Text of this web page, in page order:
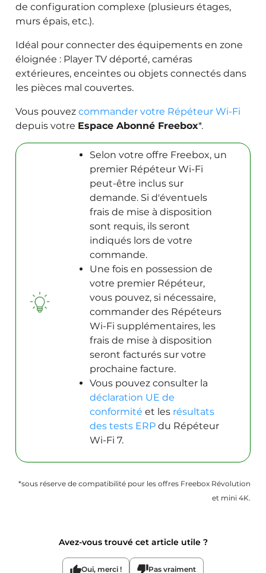
de configuration complexe (plusieurs étages,
murs épais, etc.).
Idéal pour connecter des équipements en zone
éloignée : Player TV déporté, caméras
extérieures, enceintes ou objets connectés dans
les pièces mal couvertes.
Vous pouvezcommander votre Répéteur Wi-Fi
depuis votre Espace Abonné Freebox*.
Selon votre offre Freebox, un
premier Répéteur Wi-Fi
peut-être inclus sur
demande. Si d'éventuels
frais de mise à disposition
sont requis, ils seront
indiqués lors de votre
commande.
Une fois en possession de
votre premier Répéteur,
vous pouvez, si nécessaire,
commander des Répéteurs
Wi-Fi supplémentaires, les
frais de mise à disposition
seront facturés sur votre
prochaine facture.
Vous pouvez consulter la
déclaration UE de
conformité et les résultats
des tests ERP du Répéteur
Wi-Fi 7.
*sous réserve de compatibilité pour les offres Freebox Révolution
et mini 4K.
Avez-vous trouvé cet article utile ?
Oui, merci ! Pas vraiment